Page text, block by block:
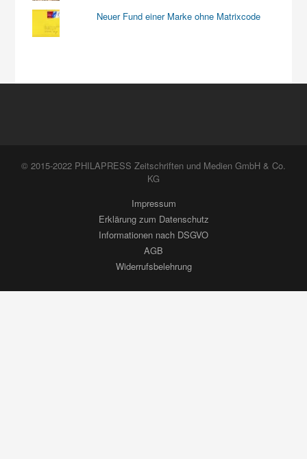
Neuer Fund einer Marke ohne Matrixcode
© 2015-2022 PHILAPRESS Zeitschriften und Medien GmbH & Co.
KG
Impressum
Erklärung zum Datenschutz
Informationen nach DSGVO
AGB
Widerrufsbelehrung